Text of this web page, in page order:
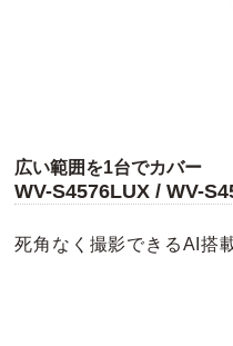
広い範囲を1台でカバー
WV-S4576LUX / WV-
死角なく撮影できるAI搭